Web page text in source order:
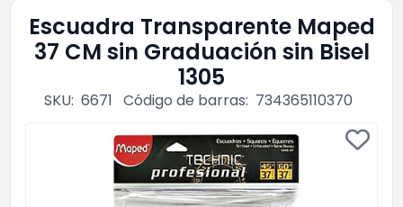
Escuadra Transparente Maped
37 CM sin Graduación sin Bisel
1305
SKU: 6671 Código de barras: 734365110370